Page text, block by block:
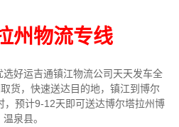
州物流专线
选好运吉通镇江物流公司天天发车全
货，快速送达目的地，镇江到博尔
，预计9-12天即可送达博尔塔拉州博
泉县。